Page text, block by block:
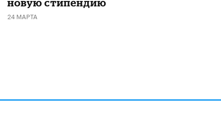
новую стипендию
24 МАРТА